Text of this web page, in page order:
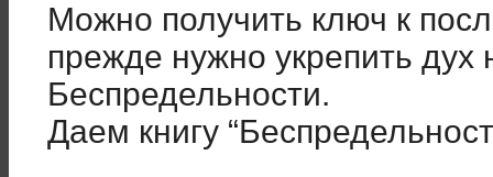
Можно получить ключ к
прежде нужно укрепить дух
Беспредельности.
Даем книгу